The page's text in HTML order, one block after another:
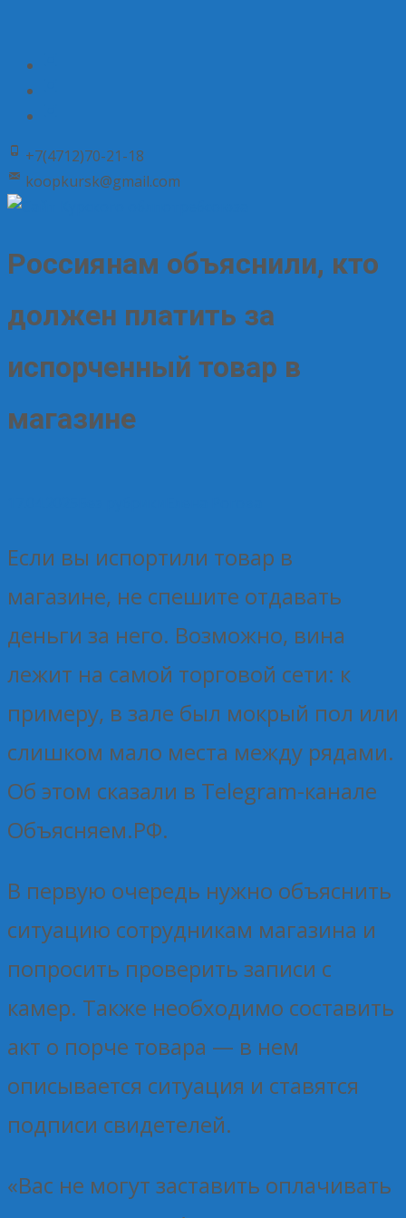
+7(4712)70-21-18
koopkursk@gmail.com
Россиянам объяснили, кто
должен платить за
испорченный товар в
магазине
Если вы испортили товар в
магазине, не спешите отдавать
деньги за него. Возможно, вина
лежит на самой торговой сети: к
примеру, в зале был мокрый пол или
слишком мало места между рядами.
Об этом сказали в Telegram-канале
Объясняем.РФ.
В первую очередь нужно объяснить
ситуацию сотрудникам магазина и
попросить проверить записи с
камер. Также необходимо составить
акт о порче товара — в нем
описывается ситуация и ставятся
подписи свидетелей.
«Вас не могут заставить оплачивать